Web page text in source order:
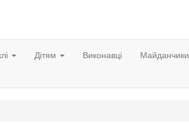
Дітям Виконавці Майданчики